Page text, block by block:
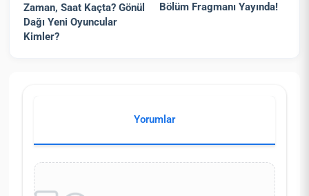
Zaman, Saat Kaçta? Gönül
Dağı Yeni Oyuncular
Kimler?
Bölüm Fragmanı Yayında!
Yorumlar